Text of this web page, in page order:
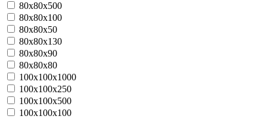
80х80х500
80х80х100
80х80х50
80х80х130
80х80х90
80х80х80
100х100х1000
100х100х250
100х100х500
100х100х100